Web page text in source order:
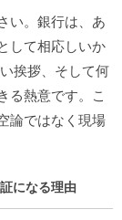
い。銀行は、あ
して相応しいか
挨拶、そして何
る熱意です。こ
論ではなく現場
になる理由